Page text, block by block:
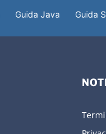
Guida Java Guida